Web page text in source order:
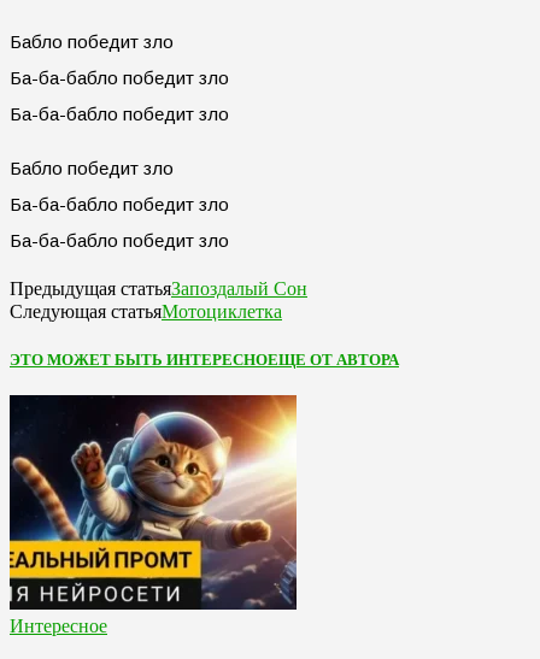
Бабло победит зло
Ба-ба-бабло победит зло
Ба-ба-бабло победит зло
Бабло победит зло
Ба-ба-бабло победит зло
Ба-ба-бабло победит зло
Предыдущая статьяЗапоздалый Сон
Следующая статьяМотоциклетка
ЭТО МОЖЕТ БЫТЬ ИНТЕРЕСНОЕЩЕ ОТ АВТОРА
Интересное